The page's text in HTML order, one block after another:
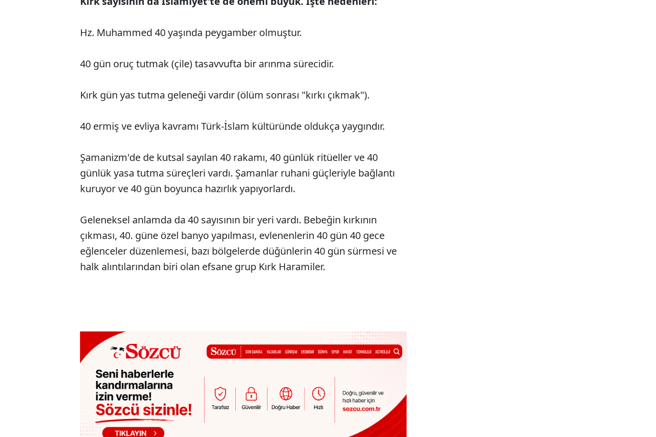
Hz. Muhammed 40 yaşında peygamber olmuştur.
40 gün oruç tutmak (çile) tasavvufta bir arınma sürecidir.
Kırk gün yas tutma geleneği vardır (ölüm sonrası "kırkı çıkmak").
40 ermiş ve evliya kavramı Türk-İslam kültüründe oldukça yaygındır.
Şamanizm'de de kutsal sayılan 40 rakamı, 40 günlük ritüeller ve 40
günlük yasa tutma süreçleri vardı. Şamanlar ruhani güçleriyle bağlantı
kuruyor ve 40 gün boyunca hazırlık yapıyorlardı.
Geleneksel anlamda da 40 sayısının bir yeri vardı. Bebeğin kırkının
çıkması, 40. güne özel banyo yapılması, evlenenlerin 40 gün 40 gece
eğlenceler düzenlemesi, bazı bölgelerde düğünlerin 40 gün sürmesi ve
halk alıntılarından biri olan efsane grup Kırk Haramiler.